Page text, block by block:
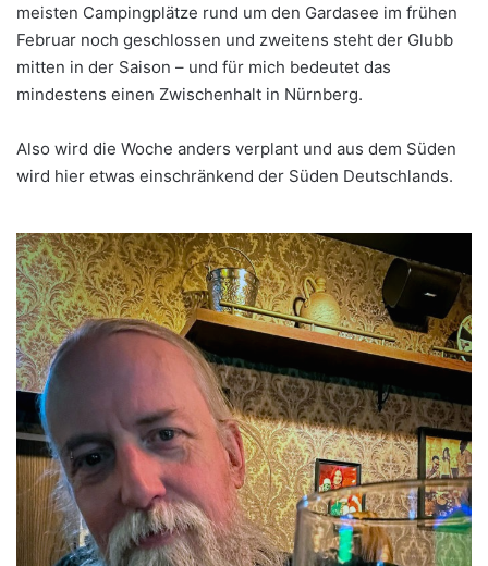
meisten Campingplätze rund um den Gardasee im frühen
Februar noch geschlossen und zweitens steht der Glubb
mitten in der Saison – und für mich bedeutet das
mindestens einen Zwischenhalt in Nürnberg.
Also wird die Woche anders verplant und aus dem Süden
wird hier etwas einschränkend der Süden Deutschlands.